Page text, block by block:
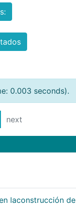
0.003 seconds).
next
laconstrucción de